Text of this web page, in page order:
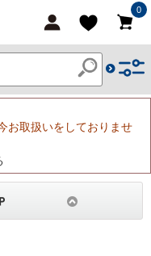
0
お取扱いをしておりませ